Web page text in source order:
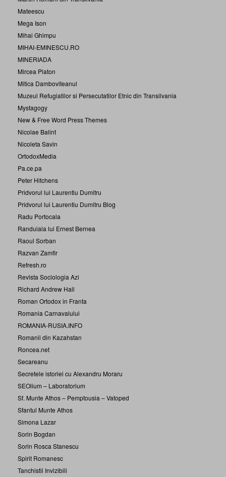
Mateescu
Mega Ison
Mihai Ghimpu
MIHAI-EMINESCU.RO
MINERIADA
Mircea Platon
Mitica Damboviteanul
Muzeul Refugiatilor si Persecutatilor Etnic din Transilvania
Mystagogy
New & Free Word Press Themes
Nicolae Balint
Nicoleta Savin
OrtodoxMedia
Pa.ce.pa
Peter Hitchens
Pridvorul lui Laurentiu Dumitru
Pridvorul lui Laurentiu Dumitru Blog
Radu Portocala
Randuiala lui Ernest Bernea
Raoul Sorban
Razvan Zamfir
Refresh.ro
Revista Sociologia Azi
Richard Andrew Hall
Roman Ortodox in Franta
Romania Carnavalului
ROMANIA-RUSIA.INFO
Romanii din Kazahstan
Roncea.net
Secareanu
Secretele istoriei cu Alexandru Moraru
SEOlium – Laboratorium
Sf. Munte Athos – Pemptousia – Vatoped
Sfantul Munte Athos
Simona Lazar
Sorin Bogdan
Sorin Rosca Stanescu
Spirit Romanesc
Tanchistii Invizibili